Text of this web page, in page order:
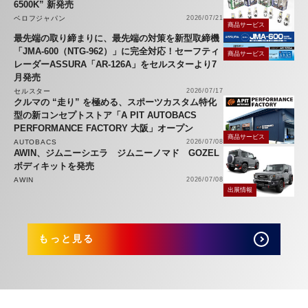
6500K” 新発売
ベロフジャパン
2026/07/21
商品サービス
最先端の取り締まりに、最先端の対策を新型取締機
「JMA-600（NTG-962）」に完全対応！セーフティ
レーダーASSURA「AR-126A」をセルスターより7
月発売
セルスター 2026/07/17
商品サービス
クルマの “走り” を極める、スポーツカスタム特化
型の新コンセプトストア「A PIT AUTOBACS
PERFORMANCE FACTORY 大阪」オープン
AUTOBACS 2026/07/08
商品サービス
AWIN、ジムニーシエラ ジムニーノマド GOZEL
ボディキットを発売
AWIN
2026/07/08
出展情報
もっと見る